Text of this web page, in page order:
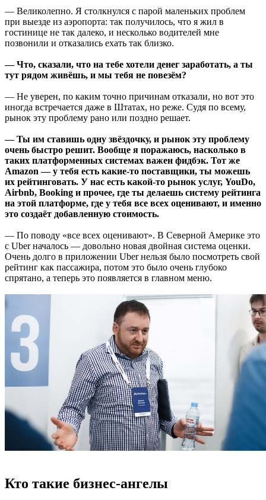
— Великолепно. Я столкнулся с парой маленьких проблем
при выезде из аэропорта: так получилось, что я жил в
гостинице не так далеко, и несколько водителей мне
позвонили и отказались ехать так близко.
— Что, сказали, что на тебе хотели денег заработать, а ты
тут рядом живёшь, и мы тебя не повезём?
— Не уверен, по каким точно причинам отказали, но вот это
иногда встречается даже в Штатах, но реже. Судя по всему,
рынок эту проблему рано или поздно решает.
— Ты им ставишь одну звёздочку, и рынок эту проблему
очень быстро решит. Вообще я поражаюсь, насколько в
таких платформенных системах важен фидбэк. Тот же
Amazon — у тебя есть какие-то поставщики, ты можешь
их рейтинговать. У нас есть какой-то рынок услуг, YouDo,
Airbnb, Booking и прочее, где ты делаешь систему рейтинга
на этой платформе, где у тебя все всех оценивают, и именно
это создаёт добавленную стоимость.
— По поводу «все всех оценивают». В Северной Америке это
с Uber началось — довольно новая двойная система оценки.
Очень долго в приложении Uber нельзя было посмотреть свой
рейтинг как пассажира, потом это было очень глубоко
спрятано, а теперь это появляется в главном меню.
Кто такие бизнес-ангелы